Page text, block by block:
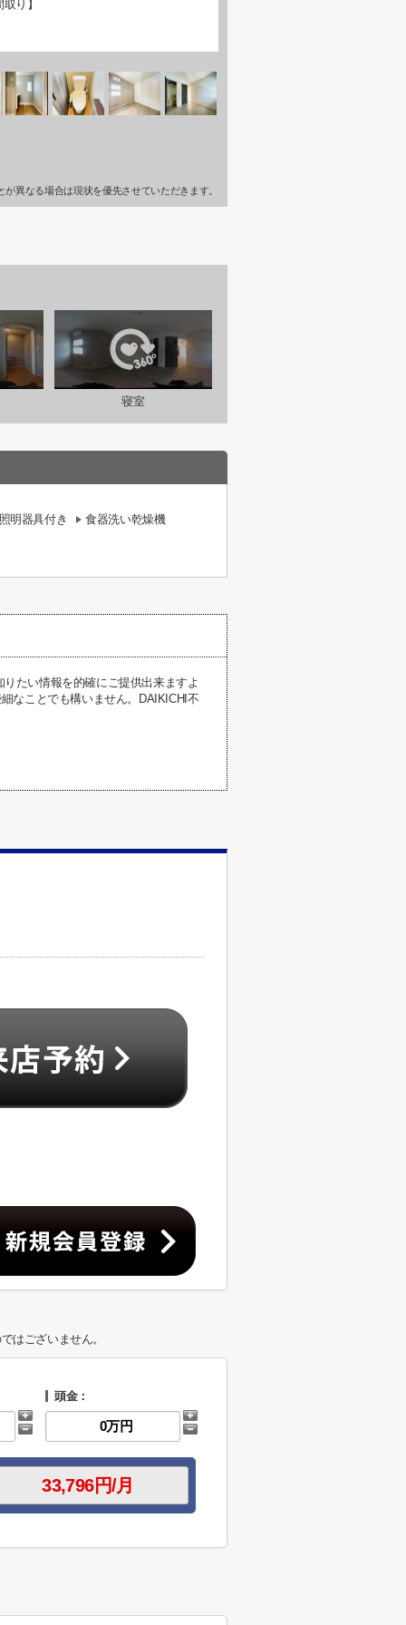
り】
異なる場合は現状を優先させていただきます。
寝室
明器具付き
食器洗い乾燥機
たい情報を的確にご提供出来ますよ
なことでも構いません。DAIKICHI不
はございません。
頭金：